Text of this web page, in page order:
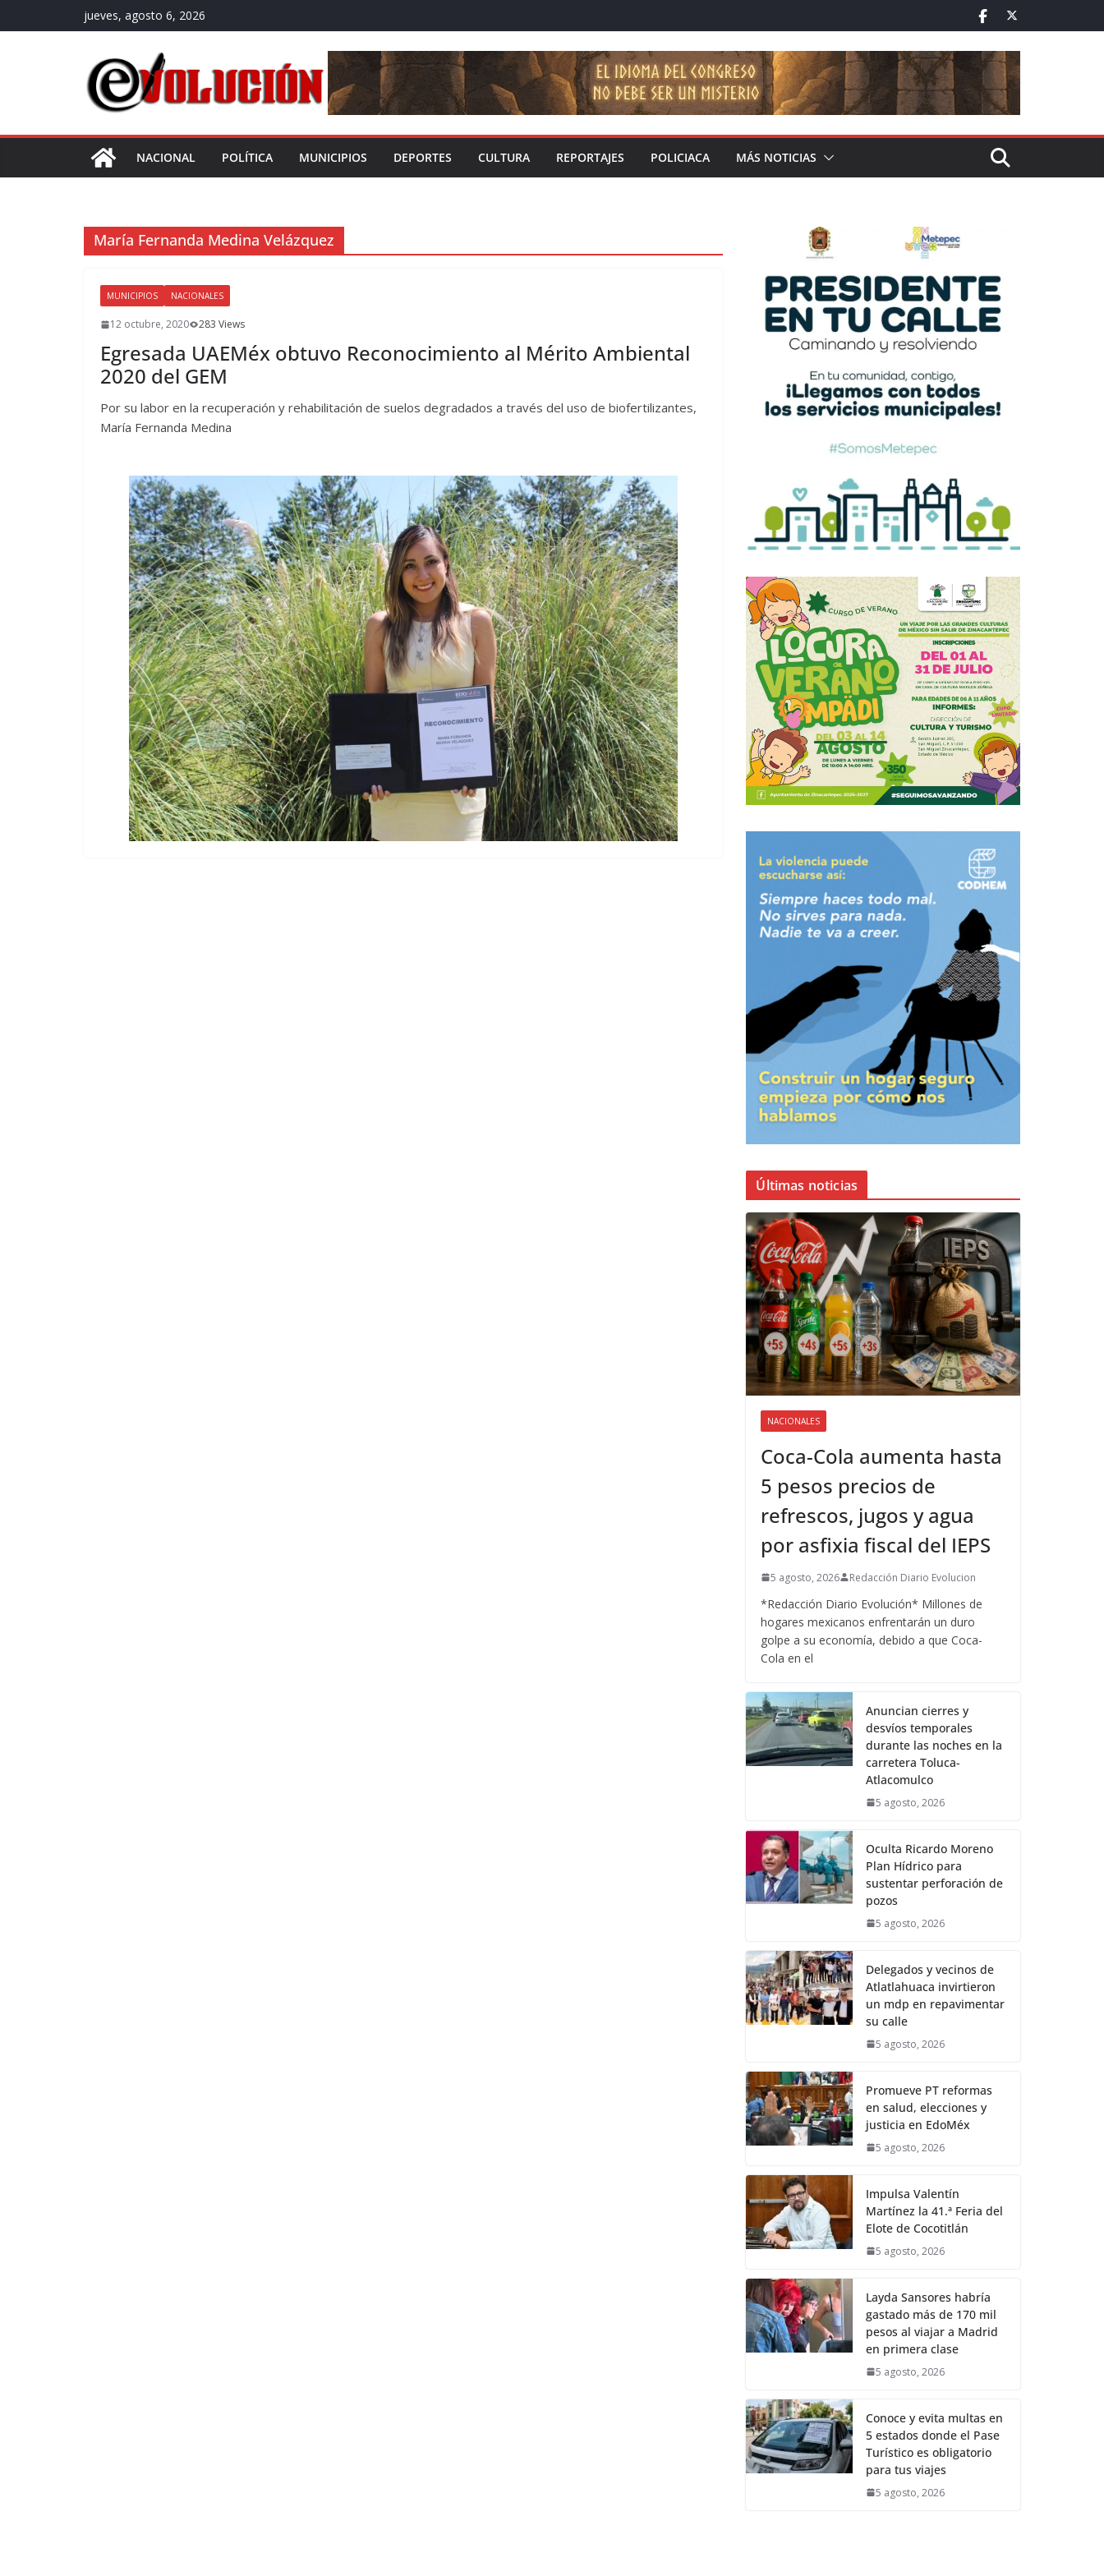
al
jueves, agosto 6, 2026
NACIONAL POLÍTICA MUNICIPIOS DEPORTES CULTURA REPORTAJES POLICIACA MÁS NOTICIAS
María Fernanda Medina Velázquez
MUNICIPIOS NACIONALES
12 octubre, 2020 283 Views
Egresada UAEMéx obtuvo Reconocimiento al Mérito Ambiental
2020 del GEM
Por su labor en la recuperación y rehabilitación de suelos degradados a través del uso de biofertilizantes,
María Fernanda Medina
Últimas noticias
NACIONALES
Coca-Cola aumenta hasta
5 pesos precios de
refrescos, jugos y agua
por asfixia fiscal del IEPS
5 agosto, 2026 Redacción Diario Evolucion
*Redacción Diario Evolución* Millones de
hogares mexicanos enfrentarán un duro
golpe a su economía, debido a que Coca-
Cola en el
Anuncian cierres y
desvíos temporales
durante las noches en la
carretera Toluca-
Atlacomulco
5 agosto, 2026
Oculta Ricardo Moreno
Plan Hídrico para
sustentar perforación de
pozos
5 agosto, 2026
Delegados y vecinos de
Atlatlahuaca invirtieron
un mdp en repavimentar
su calle
5 agosto, 2026
Promueve PT reformas
en salud, elecciones y
justicia en EdoMéx
5 agosto, 2026
Impulsa Valentín
Martínez la 41.ª Feria del
Elote de Cocotitlán
5 agosto, 2026
Layda Sansores habría
gastado más de 170 mil
pesos al viajar a Madrid
en primera clase
5 agosto, 2026
Conoce y evita multas en
5 estados donde el Pase
Turístico es obligatorio
para tus viajes
5 agosto, 2026